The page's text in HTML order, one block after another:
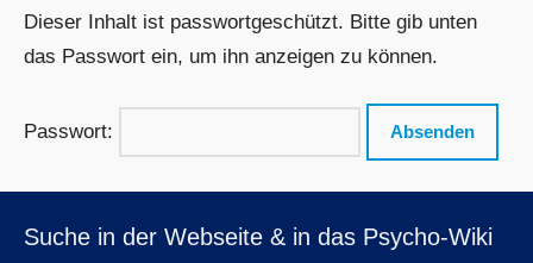
Dieser Inhalt ist passwortgeschützt. Bitte gib unten
das Passwort ein, um ihn anzeigen zu können.
Passwort:
Suche in der Webseite & in das Psycho-Wiki